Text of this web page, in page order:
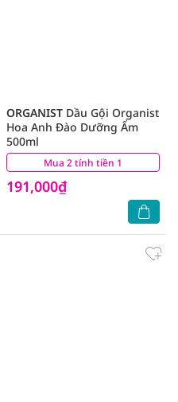
Mua 2 tính tiền 1
ORGANIST Dầu Gội Organist
Hoa Anh Đào Dưỡng Ẩm
500ml
191,000₫
(1)